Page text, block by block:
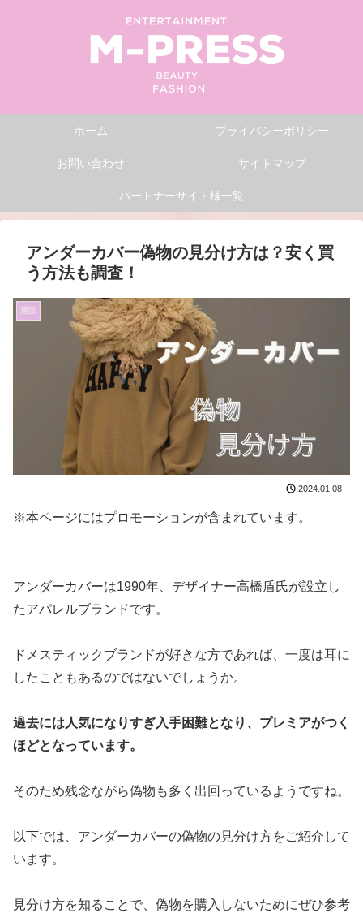
ホーム プライバシーポリシー
お問い合わせ サイトマップ
パートナーサイト様一覧
アンダーカバー偽物の見分け方は？安く買
う方法も調査！
通販
2024.01.08
※本ページにはプロモーションが含まれています。
アンダーカバーは1990年、デザイナー高橋盾氏が設立し
たアパレルブランドです。
ドメスティックブランドが好きな方であれば、一度は耳に
したこともあるのではないでしょうか。
過去には人気になりすぎ入手困難となり、プレミアがつく
ほどとなっています。
そのため残念ながら偽物も多く出回っているようですね。
以下では、アンダーカバーの偽物の見分け方をご紹介して
います。
見分け方を知ることで、偽物を購入しないためにぜひ参考